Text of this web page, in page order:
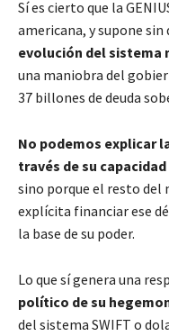
Sí es cierto que la
americana, y supone sin
evolución del sistema
una maniobra del
37 billones de deuda
No podemos explicar
través de su
sino porque el resto del
explícita financiar ese
la base de su poder.
Lo que sí genera una
político de su
del sistema SWIFT o